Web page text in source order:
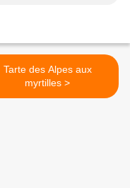
Tarte des Alpes aux
myrtilles >